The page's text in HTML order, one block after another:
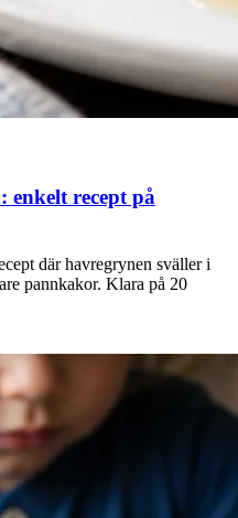
recept på
där havregrynen sväller i
pannkakor. Klara på 20